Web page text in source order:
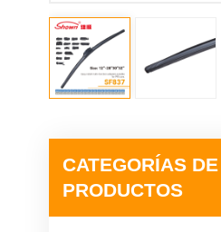
CATEGORÍAS DE
PRODUCTOS